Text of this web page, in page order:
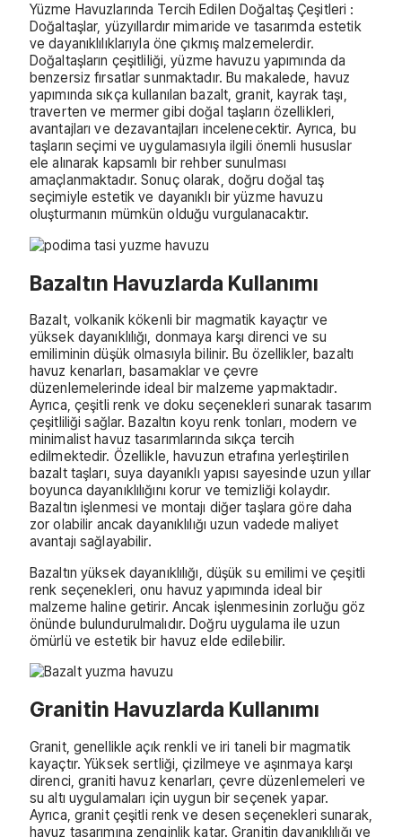
Yüzme Havuzlarında Tercih Edilen Doğaltaş Çeşitleri :
Doğaltaşlar, yüzyıllardır mimaride ve tasarımda estetik
ve dayanıklılıklarıyla öne çıkmış malzemelerdir.
Doğaltaşların çeşitliliği, yüzme havuzu yapımında da
benzersiz fırsatlar sunmaktadır. Bu makalede, havuz
yapımında sıkça kullanılan bazalt, granit, kayrak taşı,
traverten ve mermer gibi doğal taşların özellikleri,
avantajları ve dezavantajları incelenecektir. Ayrıca, bu
taşların seçimi ve uygulamasıyla ilgili önemli hususlar
ele alınarak kapsamlı bir rehber sunulması
amaçlanmaktadır. Sonuç olarak, doğru doğal taş
seçimiyle estetik ve dayanıklı bir yüzme havuzu
oluşturmanın mümkün olduğu vurgulanacaktır.
Bazaltın Havuzlarda Kullanımı
Bazalt, volkanik kökenli bir magmatik kayaçtır ve
yüksek dayanıklılığı, donmaya karşı direnci ve su
emiliminin düşük olmasıyla bilinir. Bu özellikler, bazaltı
havuz kenarları, basamaklar ve çevre
düzenlemelerinde ideal bir malzeme yapmaktadır.
Ayrıca, çeşitli renk ve doku seçenekleri sunarak tasarım
çeşitliliği sağlar. Bazaltın koyu renk tonları, modern ve
minimalist havuz tasarımlarında sıkça tercih
edilmektedir. Özellikle, havuzun etrafına yerleştirilen
bazalt taşları, suya dayanıklı yapısı sayesinde uzun yıllar
boyunca dayanıklılığını korur ve temizliği kolaydır.
Bazaltın işlenmesi ve montajı diğer taşlara göre daha
zor olabilir ancak dayanıklılığı uzun vadede maliyet
avantajı sağlayabilir.
Bazaltın yüksek dayanıklılığı, düşük su emilimi ve çeşitli
renk seçenekleri, onu havuz yapımında ideal bir
malzeme haline getirir. Ancak işlenmesinin zorluğu göz
önünde bulundurulmalıdır. Doğru uygulama ile uzun
ömürlü ve estetik bir havuz elde edilebilir.
Granitin Havuzlarda Kullanımı
Granit, genellikle açık renkli ve iri taneli bir magmatik
kayaçtır. Yüksek sertliği, çizilmeye ve aşınmaya karşı
direnci, graniti havuz kenarları, çevre düzenlemeleri ve
su altı uygulamaları için uygun bir seçenek yapar.
Ayrıca, granit çeşitli renk ve desen seçenekleri sunarak,
havuz tasarımına zenginlik katar. Granitin dayanıklılığı ve